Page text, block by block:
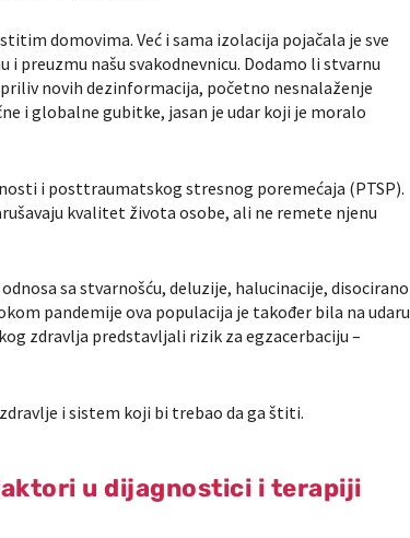
domovima. Već i sama izolacija pojačala je sve
preuzmu našu svakodnevnicu. Dodamo li stvarnu
novih dezinformacija, početno nesnalaženje
i globalne gubitke, jasan je udar koji je moralo
i posttraumatskog stresnog poremećaja (PTSP).
kvalitet života osobe, ali ne remete njenu
sa stvarnošću, deluzije, halucinacije, disocirano
pandemije ova populacija je također bila na udaru
zdravlja predstavljali rizik za egzacerbaciju –
i sistem koji bi trebao da ga štiti.
u dijagnostici i terapiji